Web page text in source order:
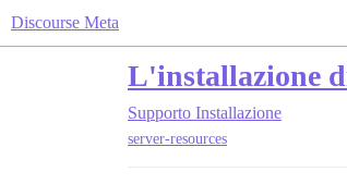
Discourse Meta
L'installazione
Supporto Installazione
server-resources